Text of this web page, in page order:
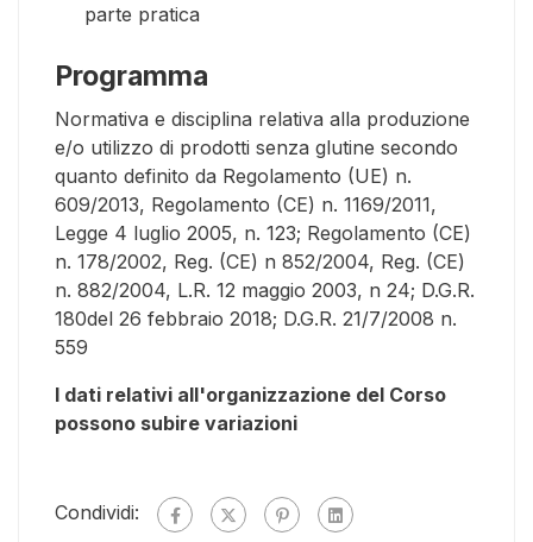
parte pratica
Programma
Normativa e disciplina relativa alla produzione
e/o utilizzo di prodotti senza glutine secondo
quanto definito da Regolamento (UE) n.
609/2013, Regolamento (CE) n. 1169/2011,
Legge 4 luglio 2005, n. 123; Regolamento (CE)
n. 178/2002, Reg. (CE) n 852/2004, Reg. (CE)
n. 882/2004, L.R. 12 maggio 2003, n 24; D.G.R.
180del 26 febbraio 2018; D.G.R. 21/7/2008 n.
559
I dati relativi all'organizzazione del Corso
possono subire variazioni
Condividi: